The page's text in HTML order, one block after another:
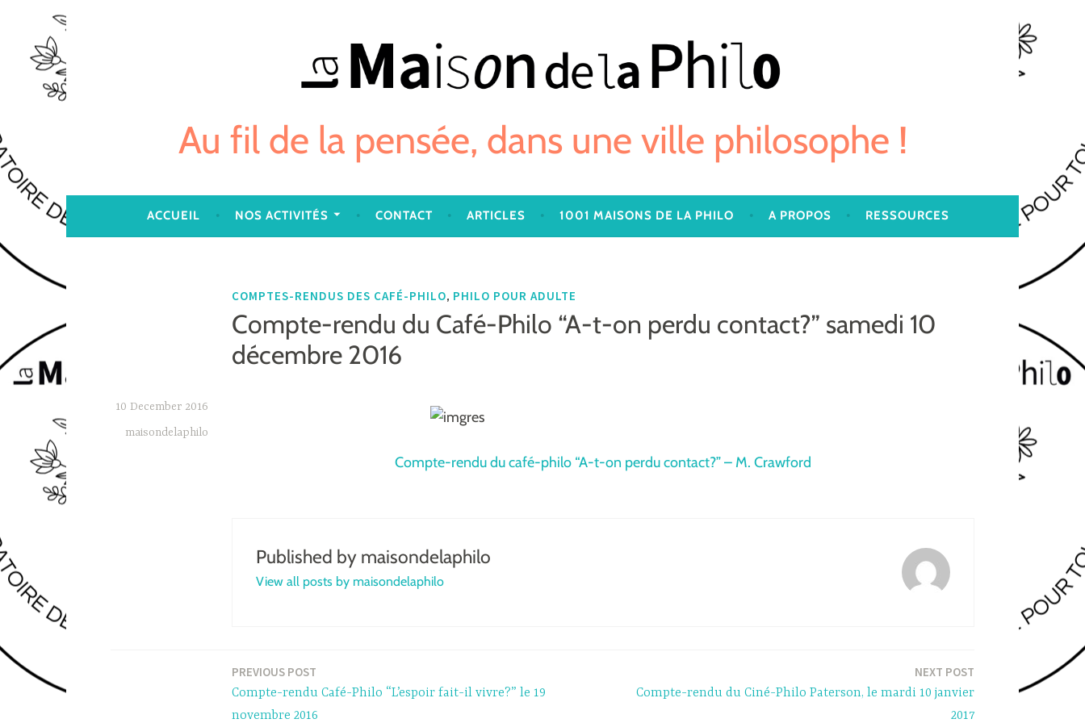
to
Au fil de la pensée, dans une ville philosophe !
ACCUEIL NOS ACTIVITÉS CONTACT ARTICLES 1001 MAISONS DE LA PHILO A PROPOS RESSOURCES
COMPTES-RENDUS DES CAFÉ-PHILO, PHILO POUR ADULTE
Compte-rendu du Café-Philo “A-t-on perdu contact?” samedi 10
décembre 2016
10 December 2016
maisondelaphilo
Compte-rendu du café-philo “A-t-on perdu contact?” – M. Crawford
Published by maisondelaphilo
View all posts by maisondelaphilo
PREVIOUS POST
Compte-rendu Café-Philo “L’espoir fait-il vivre?” le 19
novembre 2016
NEXT POST
Compte-rendu du Ciné-Philo Paterson, le mardi 10 janvier
2017